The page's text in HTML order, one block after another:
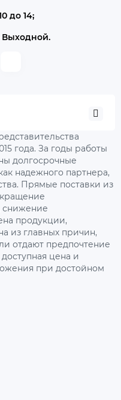
- с 10 до 14;
Выходной.
года. За годы работы
долгосрочные
надежного партнера,
Прямые поставки из
снижение
продукции,
из главных причин,
отдают предпочтение
цена и
при достойном